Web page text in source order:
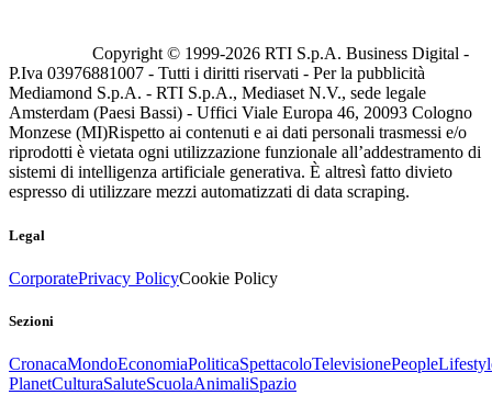
Copyright © 1999-2026 RTI S.p.A. Business Digital -
P.Iva 03976881007 - Tutti i diritti riservati - Per la pubblicità
Mediamond S.p.A. - RTI S.p.A., Mediaset N.V., sede legale
Amsterdam (Paesi Bassi) - Uffici Viale Europa 46, 20093 Cologno
Monzese (MI)Rispetto ai contenuti e ai dati personali trasmessi e/o
riprodotti è vietata ogni utilizzazione funzionale all’addestramento di
sistemi di intelligenza artificiale generativa. È altresì fatto divieto
espresso di utilizzare mezzi automatizzati di data scraping.
Legal
CorporatePrivacy PolicyCookie Policy
Sezioni
CronacaMondoEconomiaPoliticaSpettacoloTelevisionePeople
PlanetCulturaSaluteScuolaAnimaliSpazio